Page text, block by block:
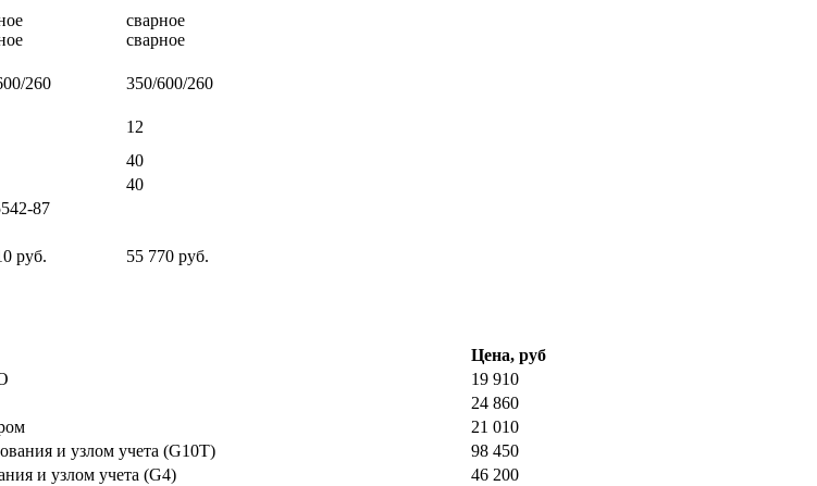
сварное
сварное
260
350/600/260
12
40
40
87
руб. 55 770 руб.
Цена, руб
19 910
24 860
21 010
и узлом учета (G10Т)
98 450
и узлом учета (G4)
46 200